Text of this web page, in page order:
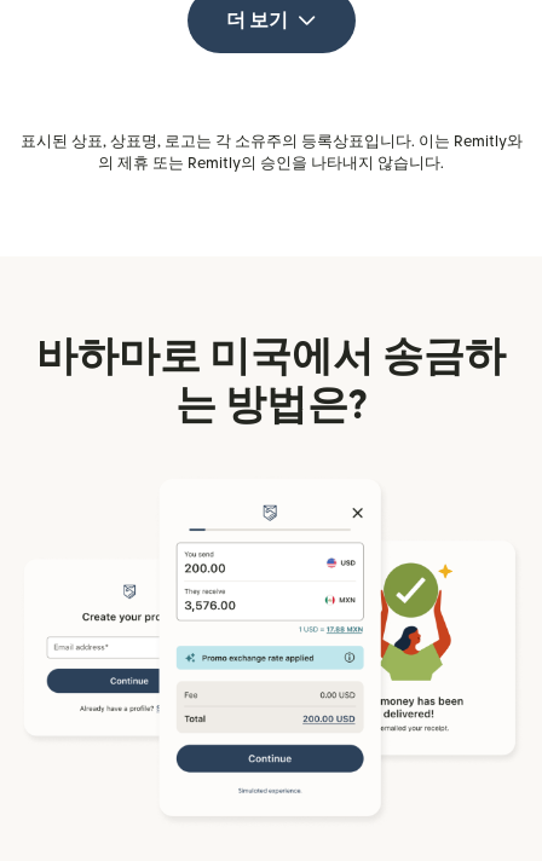
더 보기
표시된 상표, 상표명, 로고는 각 소유주의 등록상표입니다. 이는 Remitly와
의 제휴 또는 Remitly의 승인을 나타내지 않습니다.
바하마로 미국에서 송금하
는 방법은?